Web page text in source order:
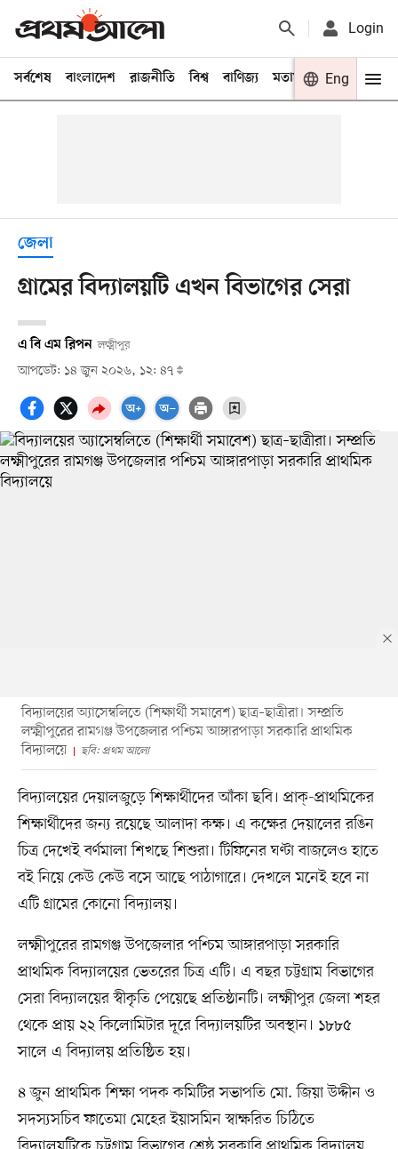
Login
সর্বশেষ বাংলাদেশ রাজনীতি বিশ্ব বাণিজ্য মতামত খেলা
Eng
জেলা
গ্রামের বিদ্যালয়টি এখন বিভাগের সেরা
এ বি এম রিপন লক্ষ্মীপুর
আপডেট: ১৪ জুন ২০২৬, ১২: ৪৭
বিদ্যালয়ের অ্যাসেম্বলিতে (শিক্ষার্থী সমাবেশ) ছাত্র–ছাত্রীরা। সম্প্রতি
লক্ষ্মীপুরের রামগঞ্জ উপজেলার পশ্চিম আঙ্গারপাড়া সরকারি প্রাথমিক
বিদ্যালয়ে
ছবি: প্রথম আলো
বিদ্যালয়ের দেয়ালজুড়ে শিক্ষার্থীদের আঁকা ছবি। প্রাক্-প্রাথমিকের
শিক্ষার্থীদের জন্য রয়েছে আলাদা কক্ষ। এ কক্ষের দেয়ালের রঙিন
চিত্র দেখেই বর্ণমালা শিখছে শিশুরা। টিফিনের ঘণ্টা বাজলেও হাতে
বই নিয়ে কেউ কেউ বসে আছে পাঠাগারে। দেখলে মনেই হবে না
এটি গ্রামের কোনো বিদ্যালয়।
লক্ষ্মীপুরের রামগঞ্জ উপজেলার পশ্চিম আঙ্গারপাড়া সরকারি
প্রাথমিক বিদ্যালয়ের ভেতরের চিত্র এটি। এ বছর চট্টগ্রাম বিভাগের
সেরা বিদ্যালয়ের স্বীকৃতি পেয়েছে প্রতিষ্ঠানটি। লক্ষ্মীপুর জেলা শহর
থেকে প্রায় ২২ কিলোমিটার দূরে বিদ্যালয়টির অবস্থান। ১৮৮৫
সালে এ বিদ্যালয় প্রতিষ্ঠিত হয়।
৪ জুন প্রাথমিক শিক্ষা পদক কমিটির সভাপতি মো. জিয়া উদ্দীন ও
সদস্যসচিব ফাতেমা মেহের ইয়াসমিন স্বাক্ষরিত চিঠিতে